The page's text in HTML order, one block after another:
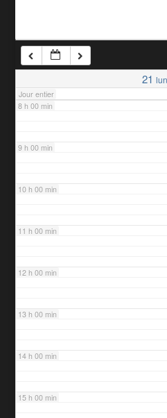
21 lun
Jour entier
7 h 00 min
8 h 00 min
9 h 00 min
10 h 00 min
11 h 00 min
12 h 00 min
13 h 00 min
14 h 00 min
15 h 00 min